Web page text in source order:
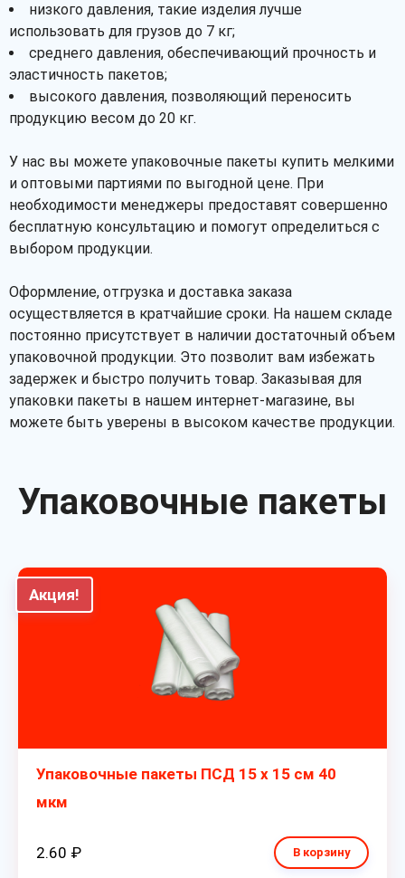
низкого давления, такие изделия лучше
использовать для грузов до 7 кг;
среднего давления, обеспечивающий прочность и
эластичность пакетов;
высокого давления, позволяющий переносить
продукцию весом до 20 кг.
У нас вы можете упаковочные пакеты купить мелкими
и оптовыми партиями по выгодной цене. При
необходимости менеджеры предоставят совершенно
бесплатную консультацию и помогут определиться с
выбором продукции.
Оформление, отгрузка и доставка заказа
осуществляется в кратчайшие сроки. На нашем складе
постоянно присутствует в наличии достаточный объем
упаковочной продукции. Это позволит вам избежать
задержек и быстро получить товар. Заказывая для
упаковки пакеты в нашем интернет-магазине, вы
можете быть уверены в высоком качестве продукции.
Упаковочные пакеты
Акция!
Упаковочные пакеты ПСД 15 х 15 см 40
мкм
2.60 ₽ В корзину